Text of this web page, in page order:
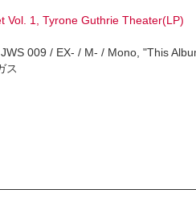
Vol. 1, Tyrone Guthrie Theater(LP)
009 / EX- / M- / Mono, "This
ス